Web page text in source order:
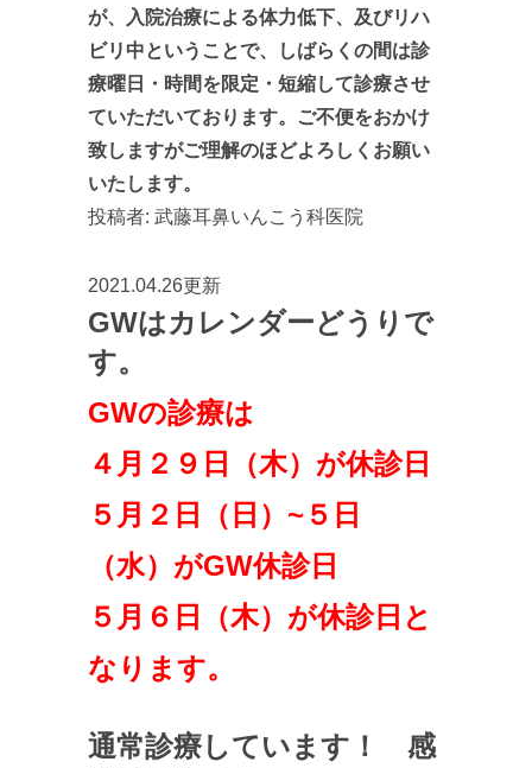
が、入院治療による体力低下、及びリハ
ビリ中ということで、しばらくの間は診
療曜日・時間を限定・短縮して診療させ
ていただいております。ご不便をおかけ
致しますがご理解のほどよろしくお願い
いたします。
投稿者: 武藤耳鼻いんこう科医院
2021.04.26更新
GWはカレンダーどうりで
す。
GWの診療は
４月２９日（木）が休診日
５月２日（日）~５日
（水）がGW休診日
５月６日（木）が休診日と
なります。
通常診療しています！ 感